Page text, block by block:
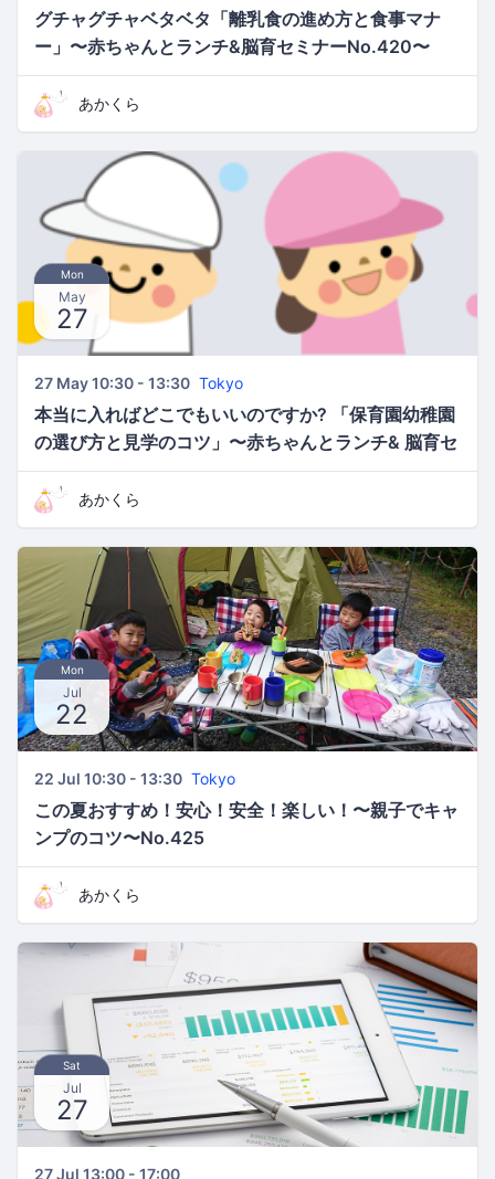
グチャグチャベタベタ「離乳食の進め方と食事マナ
ー」〜赤ちゃんとランチ&脳育セミナーNo.420〜
あかくら
Mon
May
27
27 May 10:30 - 13:30 Tokyo
本当に入ればどこでもいいのですか? 「保育園幼稚園
の選び方と見学のコツ」〜赤ちゃんとランチ& 脳育セ
ミナーNo.421〜
あかくら
Mon
Jul
22
22 Jul 10:30 - 13:30 Tokyo
この夏おすすめ！安心！安全！楽しい！〜親子でキャ
ンプのコツ〜No.425
あかくら
Sat
Jul
27
27 Jul 13:00 - 17:00